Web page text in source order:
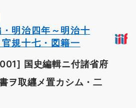
明治四年～明治十
規十七・図籍一
国史編輯ニ付諸省府
ヲ取纒メ置カシム・二